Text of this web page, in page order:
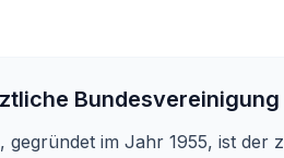
Bundesvereinigung
gegründet im Jahr 1955, ist